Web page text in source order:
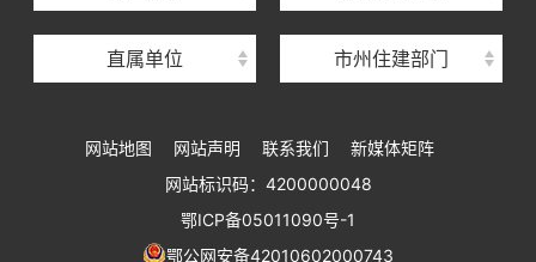
直属单位
湖北省建设工程质量安全监督总站
湖北省建设工程标准定额管理总站
湖北省住建厅执业资格注册中心
湖北省城乡建设发展中心
湖北城市建设职业技术学院
市州住建部门
网站地图 网站声明 联系我们
新媒体矩阵
网站标识码：4200000048
鄂ICP备05011090号-1
鄂公网安备42010602000743